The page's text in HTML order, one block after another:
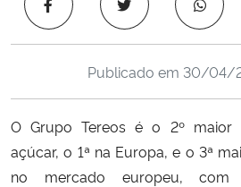
Ministério da Cidadania
Ministério da Ciência, Tecnologia, Inovações e
Publicado em 30/04/
O Grupo Tereos é o 2º maior
açúcar, o 1ª na Europa, e o 3ª
no mercado europeu,